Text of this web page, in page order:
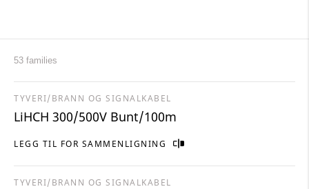
53 families
LEGG TIL FOR SAMMENLIGNING
TYVERI/BRANN OG SIGNALKABEL
LiHCH 300/500V Bunt/100m
TYVERI/BRANN OG SIGNALKABEL